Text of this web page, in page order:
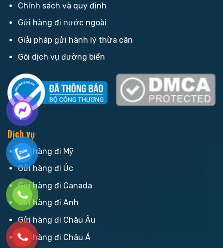
Chính sách và quy định
Gửi hàng đi nước ngoài
Giải pháp gửi hành lý thừa cân
Gói dịch vụ đường biển
Dịch vụ
Gửi hàng đi Mỹ
Gửi hàng đi Úc
Gửi hàng đi Canada
Gửi hàng đi Anh
Gửi hàng đi Châu Âu
Gửi hàng đi Châu Á